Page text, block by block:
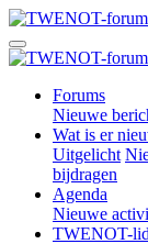
Forums
Nieuwe
Wat is er
Uitgelicht
bijdragen
Agenda
Nieuwe
TWENOT-